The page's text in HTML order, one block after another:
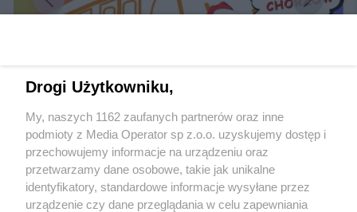
Wydawca mediów lokalnych
Drogi Użytkowniku,
My, naszych 1162 zaufanych partnerów oraz inne
podmioty z Media Operator sp z.o.o. uzyskujemy dostęp i
przechowujemy informacje na urządzeniu oraz
przetwarzamy dane osobowe, takie jak unikalne
identyfikatory, standardowe informacje wysyłane przez
urządzenie czy dane przeglądania w celu zapewniania